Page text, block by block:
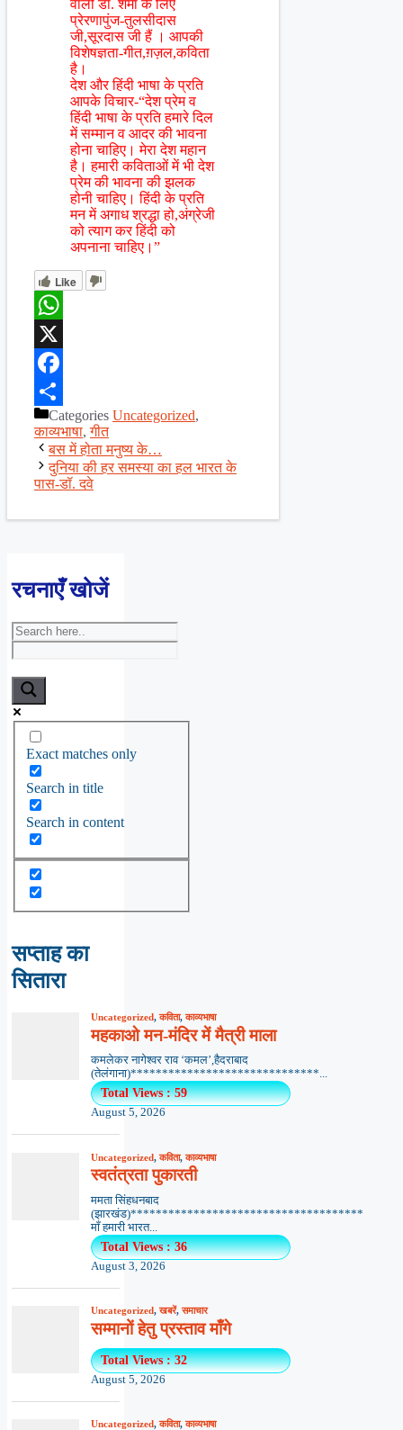
वाली डॉ. शर्मा कै लिए
प्रेरणापुंज-तुलसीदास
जी,सूरदास जी हैं । आपकी
विशेषज्ञता-गीत,ग़ज़ल,कविता
है।
देश और हिंदी भाषा के प्रति
आपके विचार-“देश प्रेम व
हिंदी भाषा के प्रति हमारे दिल
में सम्मान व आदर की भावना
होना चाहिए। मेरा देश महान
है। हमारी कविताओं में भी देश
प्रेम की भावना की झलक
होनी चाहिए। हिंदी के प्रति
मन में अगाध श्रद्धा हो,अंग्रेजी
को त्याग कर हिंदी को
अपनाना चाहिए।”
Like
WhatsApp
X
Facebook
ShareCategories Uncategorized,
काव्यभाषा,गीत
बस में होता मनुष्य के…
दुनिया की हर समस्या का हल भारत के
पास-डॉ. दवे
रचनाएँ खोजें
Exact matches only
Search in title
Search in content
सप्ताह का
सितारा
Uncategorized,कविता,काव्यभाषा
महकाओ मन-मंदिर में मैत्री माला
कमलेकर नागेश्वर राव ‘कमल’,हैदराबाद
(तेलंगाना)******************************...
Total Views : 59
August 5, 2026
Uncategorized,कविता,काव्यभाषा
स्वतंत्रता पुकारती
ममता सिंहधनबाद
(झारखंड)*************************************
माँ हमारी भारत...
Total Views : 36
August 3, 2026
Uncategorized,खबरें,समाचार
सम्मानों हेतु प्रस्ताव माँगे
Total Views : 32
August 5, 2026
Uncategorized,कविता,काव्यभाषा